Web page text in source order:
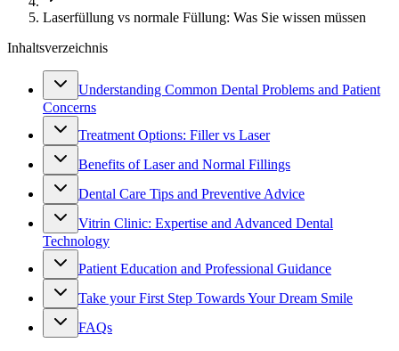
Laserfüllung vs normale Füllung: Was Sie wissen müssen
Inhaltsverzeichnis
Understanding Common Dental Problems and Patient
Concerns
Treatment Options: Filler vs Laser
Benefits of Laser and Normal Fillings
Dental Care Tips and Preventive Advice
Vitrin Clinic: Expertise and Advanced Dental
Technology
Patient Education and Professional Guidance
Take your First Step Towards Your Dream Smile
FAQs